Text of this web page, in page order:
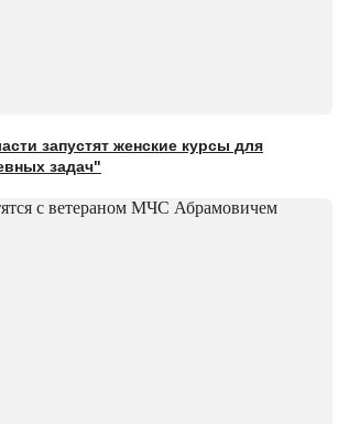
запустят женские курсы для
задач"